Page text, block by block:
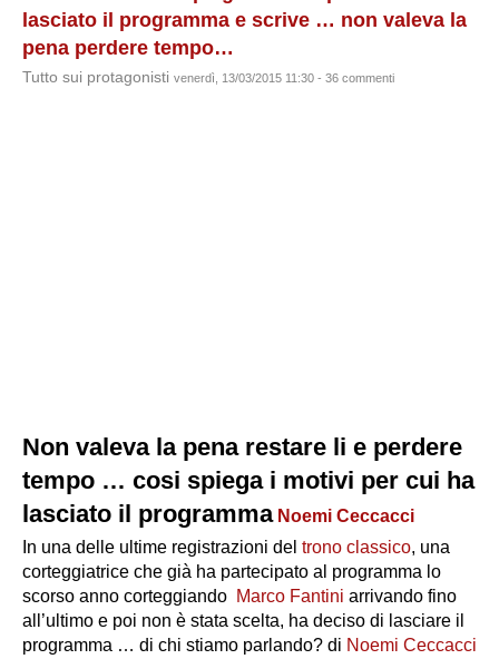
lasciato il programma e scrive … non valeva la
pena perdere tempo…
Tutto sui protagonisti venerdì, 13/03/2015 11:30 - 36 commenti
Non valeva la pena restare li e perdere
tempo … cosi spiega i motivi per cui ha
lasciato il programmaNoemi Ceccacci
In una delle ultime registrazioni del trono classico, una
corteggiatrice che già ha partecipato al programma lo
scorso anno corteggiando Marco Fantini arrivando fino
all’ultimo e poi non è stata scelta, ha deciso di lasciare il
programma … di chi stiamo parlando? di Noemi Ceccacci